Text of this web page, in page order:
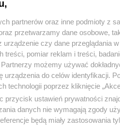
Biznes
Pieniądze
Centralny Port
partnerów oraz inne podmioty z
przetwarzamy dane osobowe,
urządzenie czy dane przeglądania
treści, pomiar reklam i treści,
możemy używać
urządzenia do celów identyfikacji.
technologii poprzez kliknięcie
przycisk ustawień prywatności
danych nie wymagają zgody
będą miały zastosowania